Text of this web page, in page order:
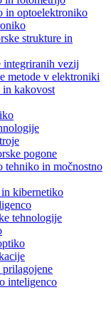
in optoelektroniko
strukture in
integriranih vezij
metode v elektroniki
kakovost
pogone
tehniko in močnostno
kibernetiko
tehnologije
inteligenco